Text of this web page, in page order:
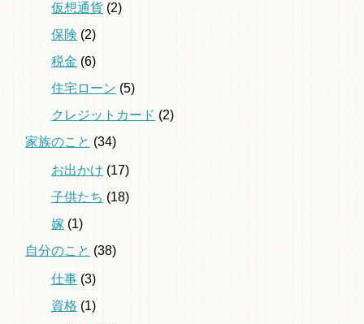
仮想通貨 (2)
保険 (2)
税金 (6)
住宅ローン (5)
クレジットカード (2)
家族のこと (34)
お出かけ (17)
子供たち (18)
嫁 (1)
自分のこと (38)
仕事 (3)
資格 (1)